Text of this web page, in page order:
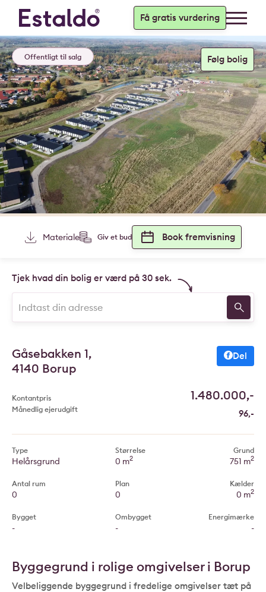
Få gratis vurdering
Offentligt til salg
Materiale Giv et bud Book fremvisning
Tjek hvad din bolig er værd på 30 sek.
Gåsebakken 1,
4140 Borup
Del
Kontantpris 1.480.000,-
Månedlig ejerudgift 96,-
Type
Helårsgrund
Antal rum
0
Bygget
-
Størrelse
0 m2
Plan
0
Ombygget
-
Grund
751 m2
Kælder
0 m2
Energimærke
-
Byggegrund i rolige omgivelser i Borup
Velbeliggende byggegrund i fredelige omgivelser tæt på